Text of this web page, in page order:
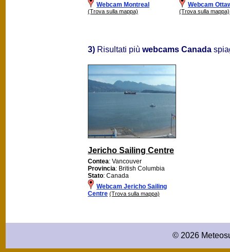
Webcam Montreal
(Trova sulla mappa)
Webcam
(Trova sulla mappa)
3) Risultati più webcams Canada
Jericho Sailing Centre
Contea: Vancouver
Provincia: British Columbia
Stato: Canada
Webcam Jericho Sailing
Centre (Trova sulla mappa)
© 2026